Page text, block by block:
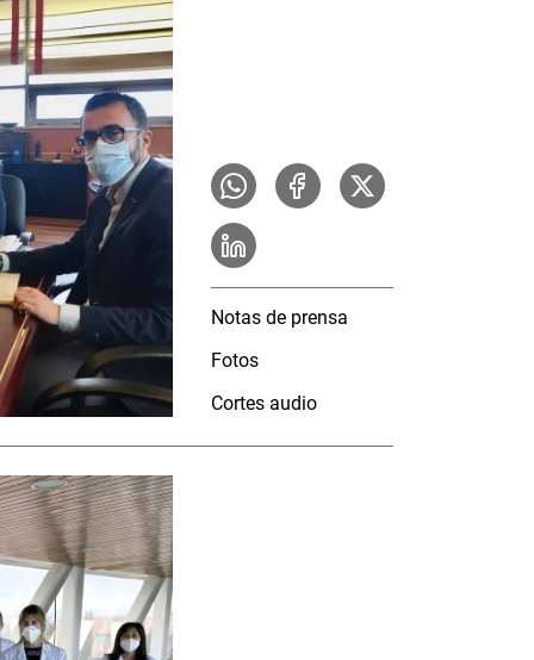
Notas de prensa
Fotos
Cortes audio